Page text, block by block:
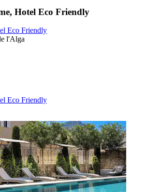
Hotel Eco Friendly
Eco Friendly
l'Alga
Eco Friendly